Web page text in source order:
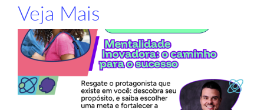
Veja Mais